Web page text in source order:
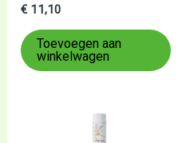
Gewaardeerd
uit
5
€ 11,10
Toevoegen aan
winkelwagen